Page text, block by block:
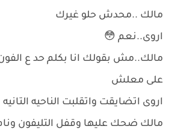
مالك ..محدش حلو غيرك
اروى..نعم 😳
مالك..مش بقولك انا بكلم حد ع
على معلش
اروى اتضايقت واتقلبت الناحيه التانيه
مالك ضحك عليها وقفل التليفون